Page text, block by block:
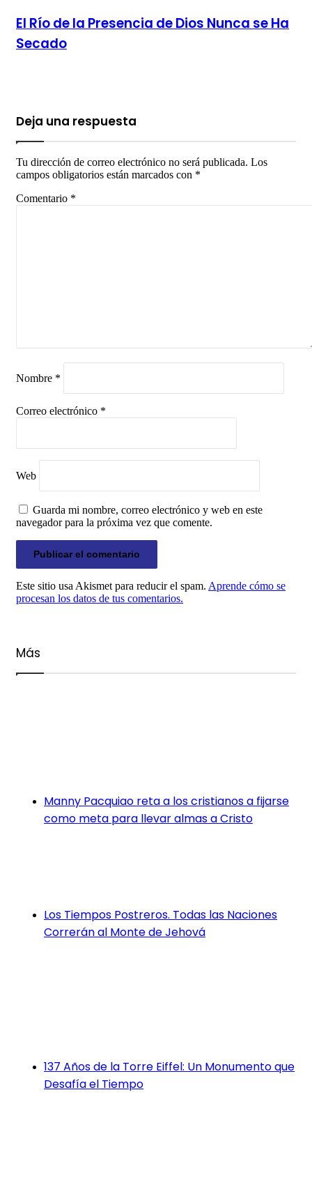
El Río de la Presencia de Dios Nunca se Ha
Secado
Deja una respuesta
Tu dirección de correo electrónico no será publicada. Los
campos obligatorios están marcados con *
Comentario *
Nombre *
Correo electrónico *
Web
Guarda mi nombre, correo electrónico y web en este
navegador para la próxima vez que comente.
Este sitio usa Akismet para reducir el spam. Aprende cómo se
procesan los datos de tus comentarios.
Más
Manny Pacquiao reta a los cristianos a fijarse
como meta para llevar almas a Cristo
Los Tiempos Postreros. Todas las Naciones
Correrán al Monte de Jehová
137 Años de la Torre Eiffel: Un Monumento que
Desafía el Tiempo